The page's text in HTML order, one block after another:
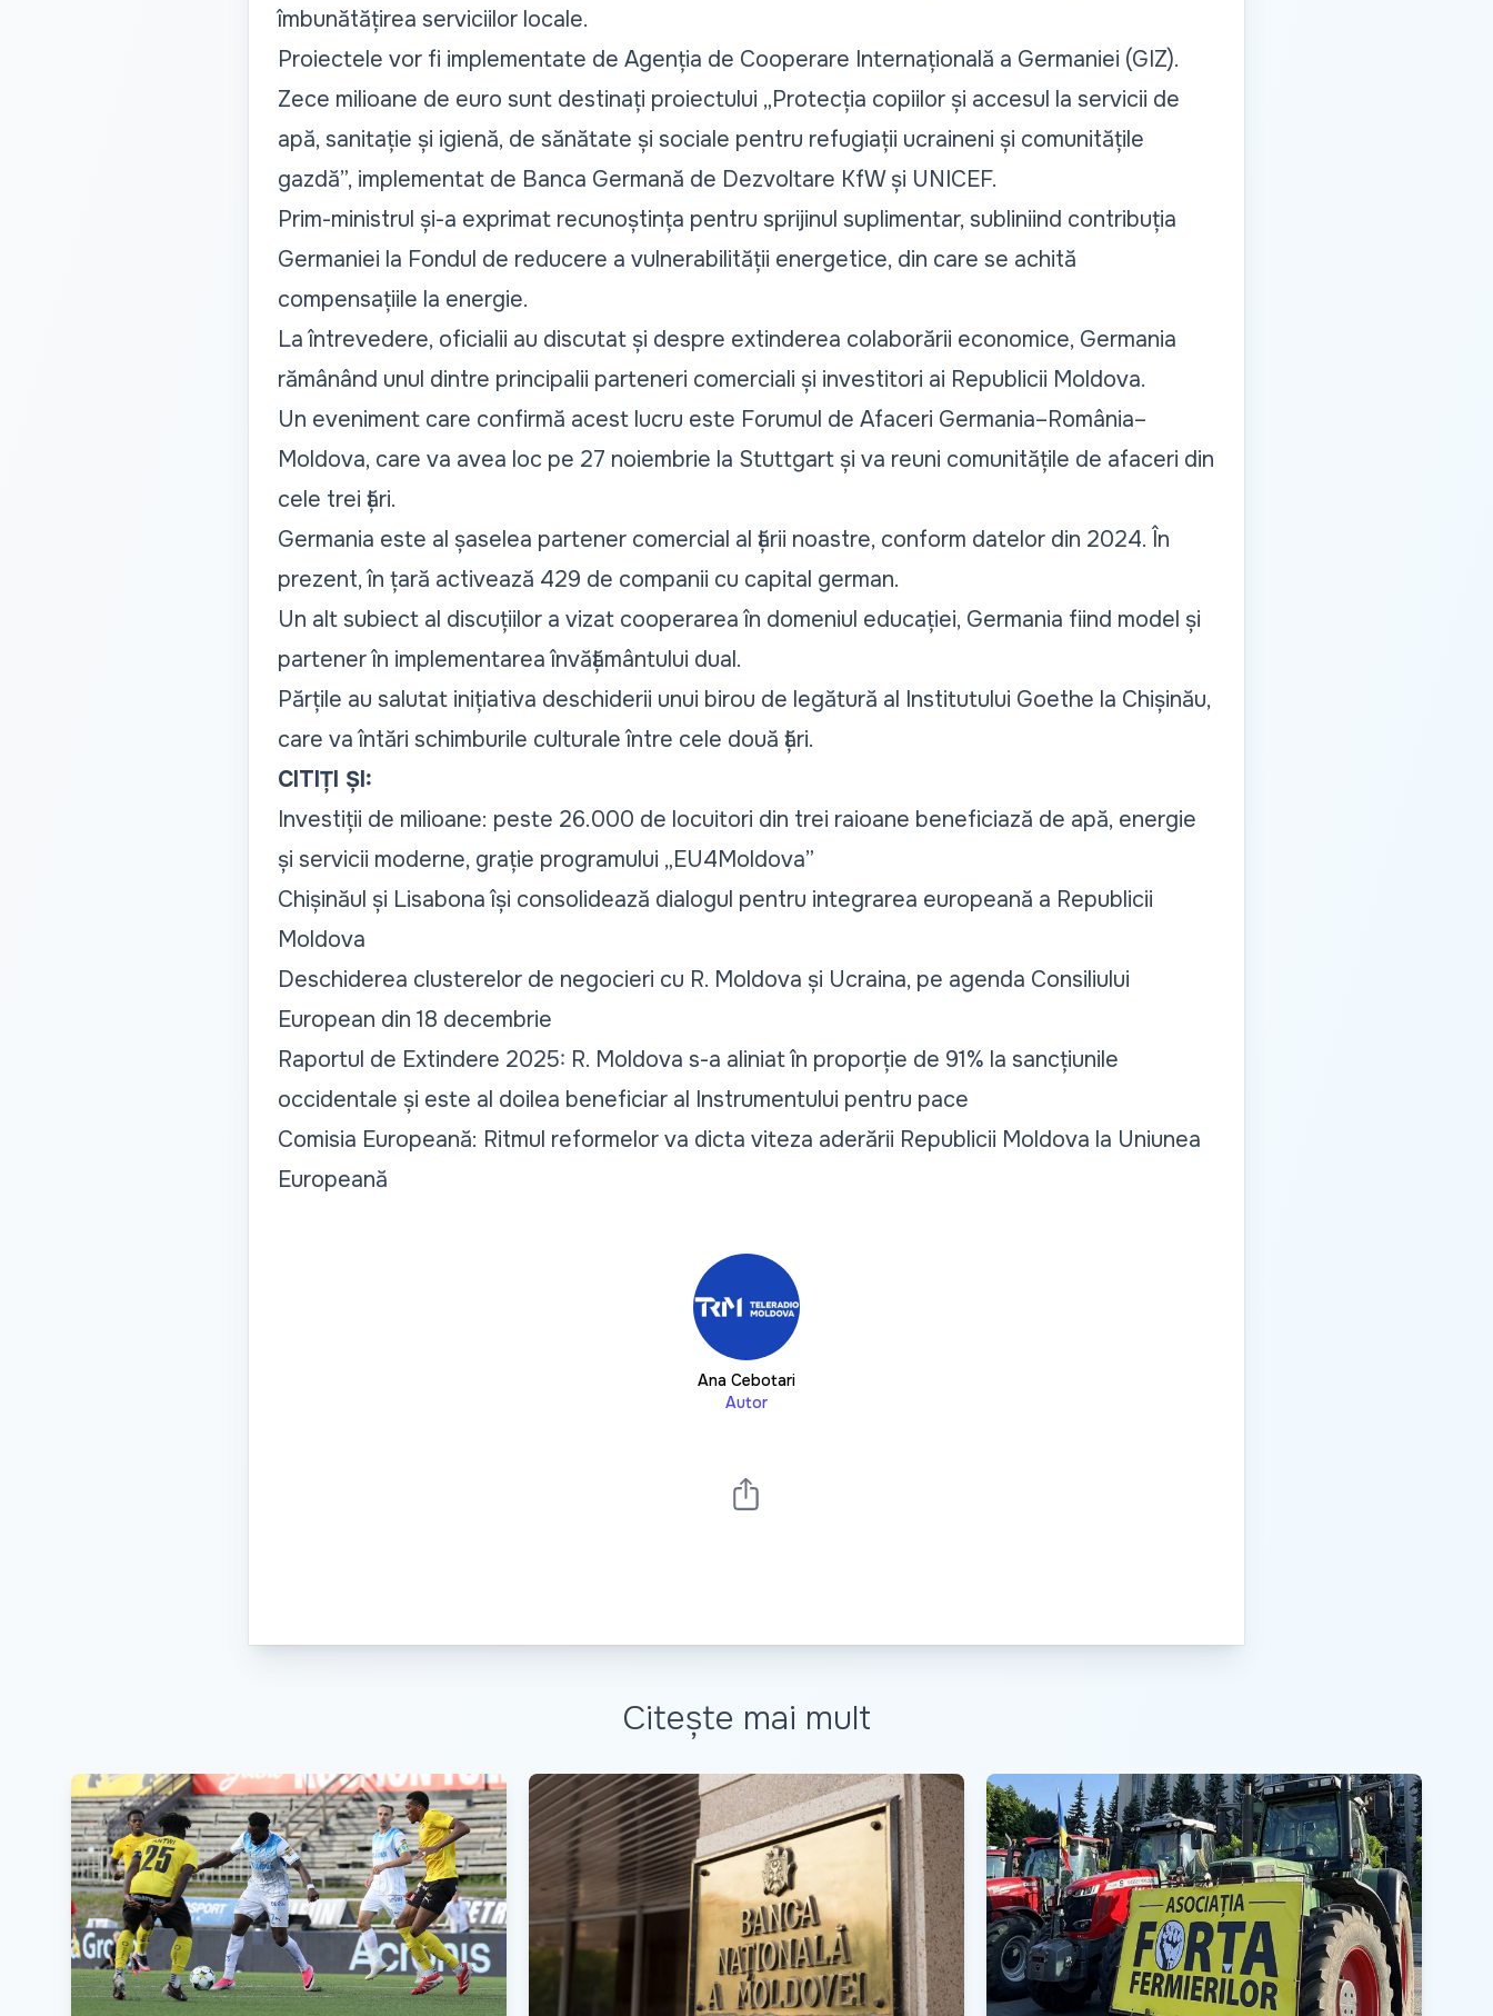
îmbunătățirea serviciilor locale.
Proiectele vor fi implementate de Agenția de Cooperare Internațională a Germaniei (GIZ).
Zece milioane de euro sunt destinați proiectului „Protecția copiilor și accesul la servicii de
apă, sanitație și igienă, de sănătate și sociale pentru refugiații ucraineni și comunitățile
gazdă”, implementat de Banca Germană de Dezvoltare KfW și UNICEF.
Prim-ministrul și-a exprimat recunoștința pentru sprijinul suplimentar, subliniind contribuția
Germaniei la Fondul de reducere a vulnerabilității energetice, din care se achită
compensațiile la energie.
La întrevedere, oficialii au discutat și despre extinderea colaborării economice, Germania
rămânând unul dintre principalii parteneri comerciali și investitori ai Republicii Moldova.
Un eveniment care confirmă acest lucru este Forumul de Afaceri Germania–România–
Moldova, care va avea loc pe 27 noiembrie la Stuttgart și va reuni comunitățile de afaceri din
cele trei țări.
Germania este al șaselea partener comercial al țării noastre, conform datelor din 2024. În
prezent, în țară activează 429 de companii cu capital german.
Un alt subiect al discuțiilor a vizat cooperarea în domeniul educației, Germania fiind model și
partener în implementarea învățământului dual.
Părțile au salutat inițiativa deschiderii unui birou de legătură al Institutului Goethe la Chișinău,
care va întări schimburile culturale între cele două țări.
CITIȚI ȘI:
Investiții de milioane: peste 26.000 de locuitori din trei raioane beneficiază de apă, energie
și servicii moderne, grație programului „EU4Moldova”
Chișinăul și Lisabona își consolidează dialogul pentru integrarea europeană a Republicii
Moldova
Deschiderea clusterelor de negocieri cu R. Moldova și Ucraina, pe agenda Consiliului
European din 18 decembrie
Raportul de Extindere 2025: R. Moldova s-a aliniat în proporție de 91% la sancțiunile
occidentale și este al doilea beneficiar al Instrumentului pentru pace
Comisia Europeană: Ritmul reformelor va dicta viteza aderării Republicii Moldova la Uniunea
Europeană
Ana Cebotari
Autor
Citește mai mult